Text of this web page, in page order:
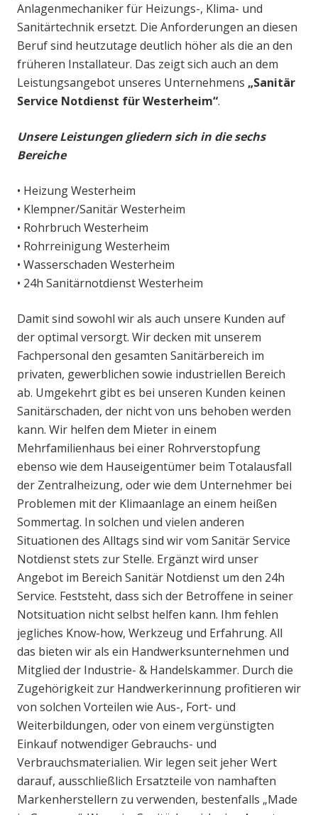
Anlagenmechaniker für Heizungs-, Klima- und
Sanitärtechnik ersetzt. Die Anforderungen an diesen
Beruf sind heutzutage deutlich höher als die an den
früheren Installateur. Das zeigt sich auch an dem
Leistungsangebot unseres Unternehmens „Sanitär
Service Notdienst für Westerheim“.
Unsere Leistungen gliedern sich in die sechs
Bereiche
• Heizung Westerheim
• Klempner/Sanitär Westerheim
• Rohrbruch Westerheim
• Rohrreinigung Westerheim
• Wasserschaden Westerheim
• 24h Sanitärnotdienst Westerheim
Damit sind sowohl wir als auch unsere Kunden auf
der optimal versorgt. Wir decken mit unserem
Fachpersonal den gesamten Sanitärbereich im
privaten, gewerblichen sowie industriellen Bereich
ab. Umgekehrt gibt es bei unseren Kunden keinen
Sanitärschaden, der nicht von uns behoben werden
kann. Wir helfen dem Mieter in einem
Mehrfamilienhaus bei einer Rohrverstopfung
ebenso wie dem Hauseigentümer beim Totalausfall
der Zentralheizung, oder wie dem Unternehmer bei
Problemen mit der Klimaanlage an einem heißen
Sommertag. In solchen und vielen anderen
Situationen des Alltags sind wir vom Sanitär Service
Notdienst stets zur Stelle. Ergänzt wird unser
Angebot im Bereich Sanitär Notdienst um den 24h
Service. Feststeht, dass sich der Betroffene in seiner
Notsituation nicht selbst helfen kann. Ihm fehlen
jegliches Know-how, Werkzeug und Erfahrung. All
das bieten wir als ein Handwerksunternehmen und
Mitglied der Industrie- & Handelskammer. Durch die
Zugehörigkeit zur Handwerkerinnung profitieren wir
von solchen Vorteilen wie Aus-, Fort- und
Weiterbildungen, oder von einem vergünstigten
Einkauf notwendiger Gebrauchs- und
Verbrauchsmaterialien. Wir legen seit jeher Wert
darauf, ausschließlich Ersatzteile von namhaften
Markenherstellern zu verwenden, bestenfalls „Made